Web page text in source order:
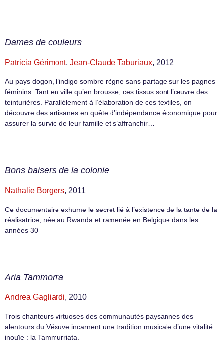
Dames de couleurs
Patricia Gérimont, Jean-Claude Taburiaux, 2012
Au pays dogon, l’indigo sombre règne sans partage sur les pagnes
féminins. Tant en ville qu’en brousse, ces tissus sont l’œuvre des
teinturières. Parallèlement à l’élaboration de ces textiles, on
découvre des artisanes en quête d’indépendance économique pour
assurer la survie de leur famille et s’affranchir…
Bons baisers de la colonie
Nathalie Borgers, 2011
Ce documentaire exhume le secret lié à l’existence de la tante de la
réalisatrice, née au Rwanda et ramenée en Belgique dans les
années 30
Aria Tammorra
Andrea Gagliardi, 2010
Trois chanteurs virtuoses des communautés paysannes des
alentours du Vésuve incarnent une tradition musicale d’une vitalité
inouïe : la Tammurriata.